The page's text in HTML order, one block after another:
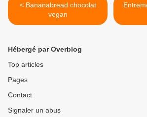
< Bananabread chocolat
vegan
Hébergé par Overblog
Top articles
Pages
Contact
Signaler un abus